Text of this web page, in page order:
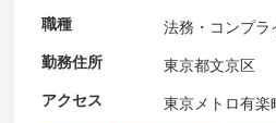
職種
法務・コンプラ
勤務住所
東京都文京区
アクセス
東京メトロ有